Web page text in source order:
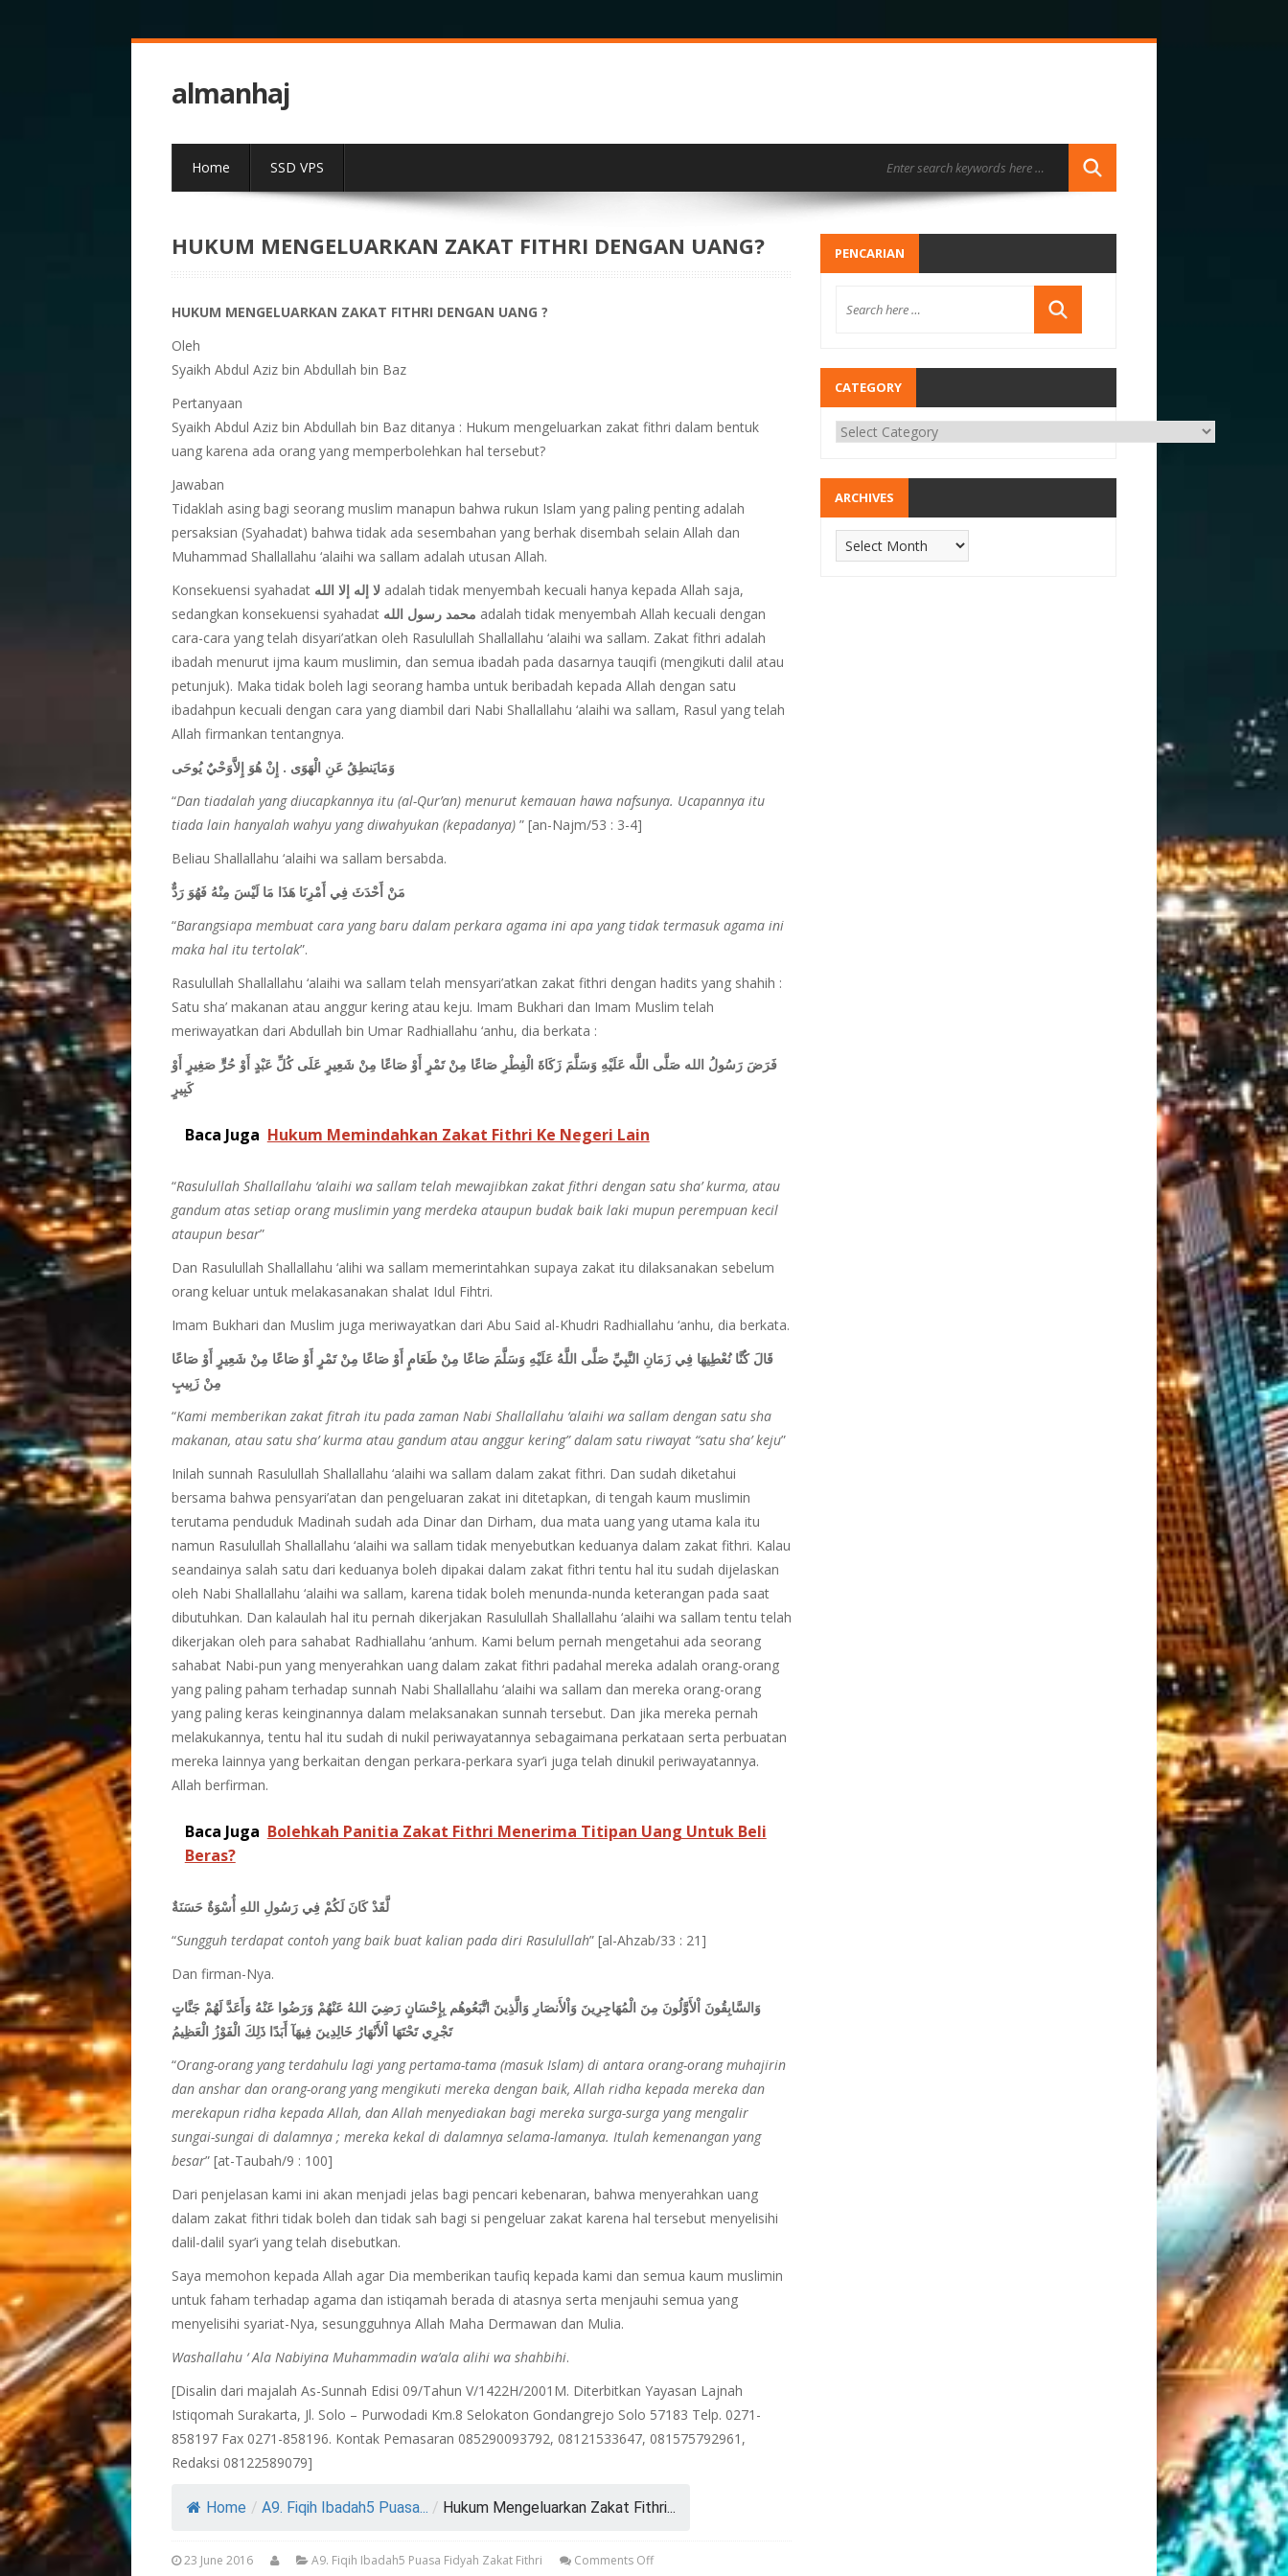
almanhaj
Home SSD VPS
HUKUM MENGELUARKAN ZAKAT FITHRI DENGAN UANG?
HUKUM MENGELUARKAN ZAKAT FITHRI DENGAN UANG ?
Oleh
Syaikh Abdul Aziz bin Abdullah bin Baz
Pertanyaan
Syaikh Abdul Aziz bin Abdullah bin Baz ditanya : Hukum mengeluarkan zakat fithri dalam bentuk
uang karena ada orang yang memperbolehkan hal tersebut?
Jawaban
Tidaklah asing bagi seorang muslim manapun bahwa rukun Islam yang paling penting adalah
persaksian (Syahadat) bahwa tidak ada sesembahan yang berhak disembah selain Allah dan
Muhammad Shallallahu ‘alaihi wa sallam adalah utusan Allah.
Konsekuensi syahadat لا إله إلا الله adalah tidak menyembah kecuali hanya kepada Allah saja,
sedangkan konsekuensi syahadat محمد رسول الله adalah tidak menyembah Allah kecuali dengan
cara-cara yang telah disyari’atkan oleh Rasulullah Shallallahu ‘alaihi wa sallam. Zakat fithri adalah
ibadah menurut ijma kaum muslimin, dan semua ibadah pada dasarnya tauqifi (mengikuti dalil atau
petunjuk). Maka tidak boleh lagi seorang hamba untuk beribadah kepada Allah dengan satu
ibadahpun kecuali dengan cara yang diambil dari Nabi Shallallahu ‘alaihi wa sallam, Rasul yang telah
Allah firmankan tentangnya.
وَمَايَنطِقُ عَنِ الْهَوَى . إِنْ هُوَ إِلاَّوَحْيٌ يُوحَى
“Dan tiadalah yang diucapkannya itu (al-Qur’an) menurut kemauan hawa nafsunya. Ucapannya itu
tiada lain hanyalah wahyu yang diwahyukan (kepadanya)” [an-Najm/53 : 3-4]
Beliau Shallallahu ‘alaihi wa sallam bersabda.
مَنْ أَحْدَثَ فِي أَمْرِنَا هَذَا مَا لَيْسَ مِنْهُ فَهُوَ رَدٌّ
“Barangsiapa membuat cara yang baru dalam perkara agama ini apa yang tidak termasuk agama ini
maka hal itu tertolak”.
Rasulullah Shallallahu ‘alaihi wa sallam telah mensyari’atkan zakat fithri dengan hadits yang shahih :
Satu sha’ makanan atau anggur kering atau keju. Imam Bukhari dan Imam Muslim telah
meriwayatkan dari Abdullah bin Umar Radhiallahu ‘anhu, dia berkata :
فَرَضَ رَسُولُ الله صَلَّى اللَّه عَلَيْهِ وَسَلَّمَ زَكَاةَ الْفِطْرِ صَاعًا مِنْ تَمْرٍ أَوْ صَاعًا مِنْ شَعِيرٍ عَلَى كُلِّ عَبْدٍ أَوْ حُرٍّ صَغِيرٍ أَوْ
كَبِيرٍ
Baca Juga Hukum Memindahkan Zakat Fithri Ke Negeri Lain
“Rasulullah Shallallahu ‘alaihi wa sallam telah mewajibkan zakat fithri dengan satu sha’ kurma, atau
gandum atas setiap orang muslimin yang merdeka ataupun budak baik laki mupun perempuan kecil
ataupun besar”
Dan Rasulullah Shallallahu ‘alihi wa sallam memerintahkan supaya zakat itu dilaksanakan sebelum
orang keluar untuk melakasanakan shalat Idul Fihtri.
Imam Bukhari dan Muslim juga meriwayatkan dari Abu Said al-Khudri Radhiallahu ‘anhu, dia berkata.
قَالَ كُنَّا نُعْطِيهَا فِي زَمَانِ النَّبِيِّ صَلَّى اللَّهُ عَلَيْهِ وَسَلَّمَ صَاعًا مِنْ طَعَامٍ أَوْ صَاعًا مِنْ تَمْرٍ أَوْ صَاعًا مِنْ شَعِيرٍ أَوْ صَاعًا
مِنْ زَبِيبٍ
“Kami memberikan zakat fitrah itu pada zaman Nabi Shallallahu ‘alaihi wa sallam dengan satu sha
makanan, atau satu sha’ kurma atau gandum atau anggur kering” dalam satu riwayat “satu sha’ keju”
Inilah sunnah Rasulullah Shallallahu ‘alaihi wa sallam dalam zakat fithri. Dan sudah diketahui
bersama bahwa pensyari’atan dan pengeluaran zakat ini ditetapkan, di tengah kaum muslimin
terutama penduduk Madinah sudah ada Dinar dan Dirham, dua mata uang yang utama kala itu
namun Rasulullah Shallallahu ‘alaihi wa sallam tidak menyebutkan keduanya dalam zakat fithri. Kalau
seandainya salah satu dari keduanya boleh dipakai dalam zakat fithri tentu hal itu sudah dijelaskan
oleh Nabi Shallallahu ‘alaihi wa sallam, karena tidak boleh menunda-nunda keterangan pada saat
dibutuhkan. Dan kalaulah hal itu pernah dikerjakan Rasulullah Shallallahu ‘alaihi wa sallam tentu telah
dikerjakan oleh para sahabat Radhiallahu ‘anhum. Kami belum pernah mengetahui ada seorang
sahabat Nabi-pun yang menyerahkan uang dalam zakat fithri padahal mereka adalah orang-orang
yang paling paham terhadap sunnah Nabi Shallallahu ‘alaihi wa sallam dan mereka orang-orang
yang paling keras keinginannya dalam melaksanakan sunnah tersebut. Dan jika mereka pernah
melakukannya, tentu hal itu sudah di nukil periwayatannya sebagaimana perkataan serta perbuatan
mereka lainnya yang berkaitan dengan perkara-perkara syar’i juga telah dinukil periwayatannya.
Allah berfirman.
Baca Juga Bolehkah Panitia Zakat Fithri Menerima Titipan Uang Untuk Beli
Beras?
لَّقَدْ كَانَ لَكُمْ فِي رَسُولِ اللهِ أُسْوَةٌ حَسَنَةٌ
“Sungguh terdapat contoh yang baik buat kalian pada diri Rasulullah” [al-Ahzab/33 : 21]
Dan firman-Nya.
وَالسَّابِقُونَ اْلأَوَّلُونَ مِنَ الْمُهَاجِرِينَ وَاْلأَنصَارِ وَالَّذِينَ اتَّبَعُوهُم بِإِحْسَانٍ رَضِيَ اللهُ عَنْهُمْ وَرَضُوا عَنْهُ وَأَعَدَّ لَهُمْ جَنَّاتٍ
تَجْرِي تَحْتَهَا اْلأَنْهَارُ خَالِدِينَ فِيهَآ أَبَدًا ذَلِكَ الْفَوْزُ الْعَظِيمُ
“Orang-orang yang terdahulu lagi yang pertama-tama (masuk Islam) di antara orang-orang muhajirin
dan anshar dan orang-orang yang mengikuti mereka dengan baik, Allah ridha kepada mereka dan
merekapun ridha kepada Allah, dan Allah menyediakan bagi mereka surga-surga yang mengalir
sungai-sungai di dalamnya ; mereka kekal di dalamnya selama-lamanya. Itulah kemenangan yang
besar” [at-Taubah/9 : 100]
Dari penjelasan kami ini akan menjadi jelas bagi pencari kebenaran, bahwa menyerahkan uang
dalam zakat fithri tidak boleh dan tidak sah bagi si pengeluar zakat karena hal tersebut menyelisihi
dalil-dalil syar’i yang telah disebutkan.
Saya memohon kepada Allah agar Dia memberikan taufiq kepada kami dan semua kaum muslimin
untuk faham terhadap agama dan istiqamah berada di atasnya serta menjauhi semua yang
menyelisihi syariat-Nya, sesungguhnya Allah Maha Dermawan dan Mulia.
Washallahu ‘ Ala Nabiyina Muhammadin wa’ala alihi wa shahbihi.
[Disalin dari majalah As-Sunnah Edisi 09/Tahun V/1422H/2001M. Diterbitkan Yayasan Lajnah
Istiqomah Surakarta, Jl. Solo – Purwodadi Km.8 Selokaton Gondangrejo Solo 57183 Telp. 0271-
858197 Fax 0271-858196. Kontak Pemasaran 085290093792, 08121533647, 081575792961,
Redaksi 08122589079]
Home / A9. Fiqih Ibadah5 Puasa... / Hukum Mengeluarkan Zakat Fithri...
23 June 2016 A9. Fiqih Ibadah5 Puasa Fidyah Zakat Fithri Comments Off
PENCARIAN
CATEGORY
ARCHIVES